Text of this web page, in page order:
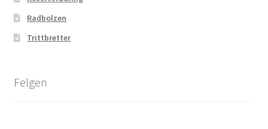
Radbolzen
Trittbretter
Felgen